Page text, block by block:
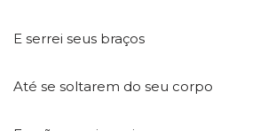
E serrei seus braços
Até se soltarem do seu corpo